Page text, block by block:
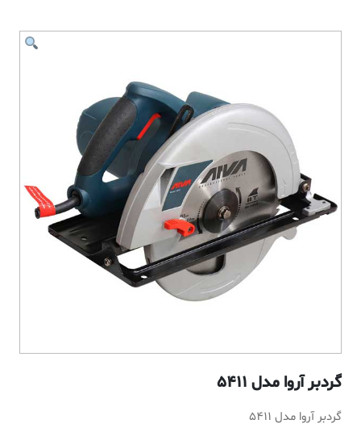
گردبر آروا مدل 5411
گردبر آروا مدل 5411